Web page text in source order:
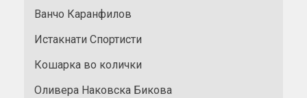
Ванчо Каранфилов
Истакнати Спортисти
Кошарка во колички
Оливера Наковска Бикова